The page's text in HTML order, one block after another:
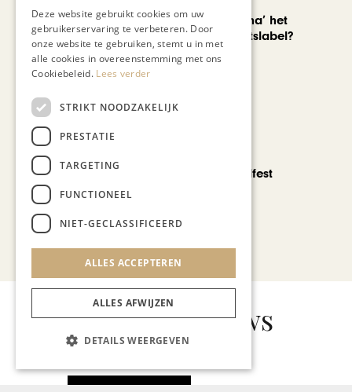
Is ‘Made in China’ het
nieuwe kwaliteitslabel?
Noorbeek Foodfest
Bekijk alle artikelen
Gerelateerd nieuws
Deze website gebruikt cookies om uw
gebruikerservaring te verbeteren. Door
onze website te gebruiken, stemt u in met
alle cookies in overeenstemming met ons
Cookiebeleid. Lees verder
STRIKT NOODZAKELIJK
PRESTATIE
TARGETING
FUNCTIONEEL
NIET-GECLASSIFICEERD
ALLES ACCEPTEREN
ALLES AFWIJZEN
DETAILS WEERGEVEN